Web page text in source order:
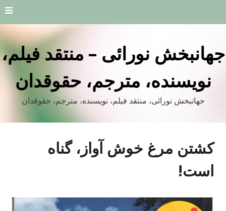
جهانبخش نورائی – منتقد فیلم،
نویسنده، مترجم، حقوقدان
جهانبخش نورائی، منتقد فیلم، نویسنده، مترجم، حقوقدان
کشتن مرغ خوش آواز، گناه
است!